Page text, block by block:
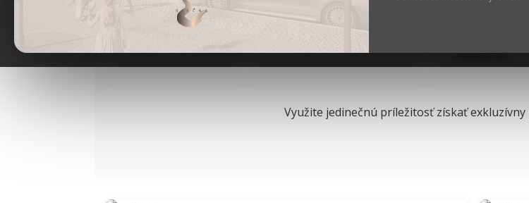
Spoľahlivá investícia s
štandardu.
Využite jedinečnú príležitosť získať